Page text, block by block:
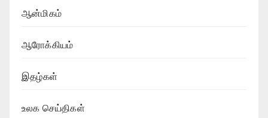
ஆன்மிகம்
ஆரோக்கியம்
இதழ்கள்
உலக செய்திகள்